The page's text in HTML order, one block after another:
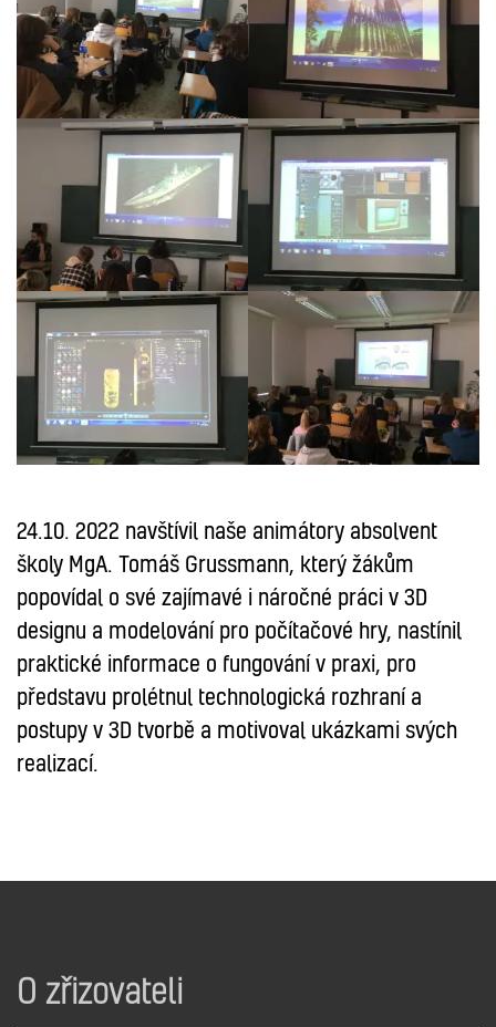
24.10. 2022 navštívil naše animátory absolvent
školy MgA. Tomáš Grussmann, který žákům
popovídal o své zajímavé i náročné práci v 3D
designu a modelování pro počítačové hry, nastínil
praktické informace o fungování v praxi, pro
představu prolétnul technologická rozhraní a
postupy v 3D tvorbě a motivoval ukázkami svých
realizací.
O zřizovateli